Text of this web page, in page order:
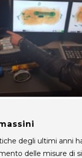
degli ultimi anni
delle misure di